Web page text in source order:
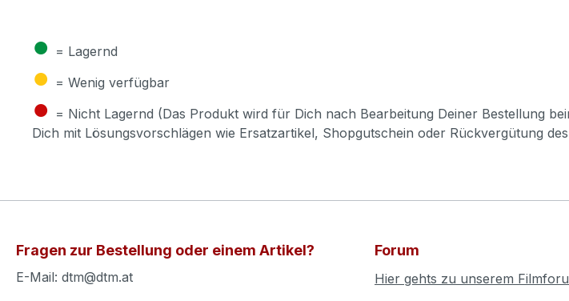
● = Lagernd
● = Wenig verfügbar
● = Nicht Lagernd (Das Produkt wird für Dich nach Bearbeitung Deiner Bestellung
Dich mit Lösungsvorschlägen wie Ersatzartikel, Shopgutschein oder Rückvergütung
Fragen zur Bestellung oder einem Artikel?
E-Mail: dtm@dtm.at
Forum
Hier gehts zu unserem